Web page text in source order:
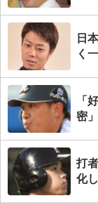
日
く
「
密」
打
化